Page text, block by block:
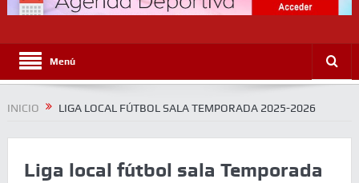
Menú
INICIO LIGA LOCAL FÚTBOL SALA TEMPORADA 2025-2026
Liga local fútbol sala Temporada